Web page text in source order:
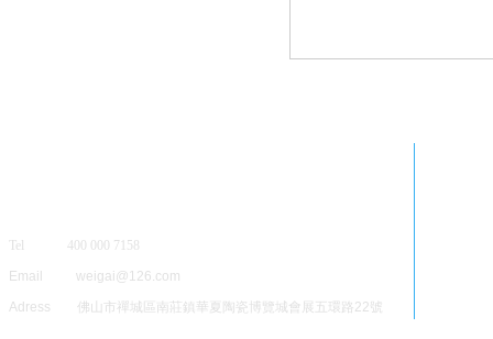
Tel 400 000 7158
Email weigai@126.com
Adress 佛山市禪城區南莊鎮華夏陶瓷博覽城會展五環路22號